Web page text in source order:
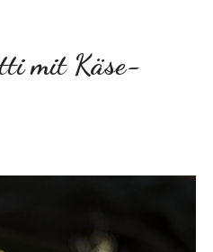
mit Käse-